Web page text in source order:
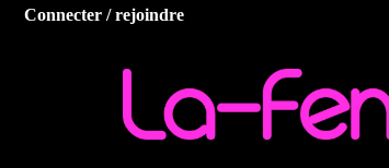
Connecter / rejoindre